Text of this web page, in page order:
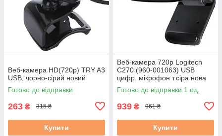
Веб-камера HD(720p) TRY A3
USB, чорно-сірий новий
Готово до відправки
263 ₴ 315 ₴
Купити
Веб-камера 720p Logitech
C270 (960-001063) USB
цифр. мікрофон т.сіра нова
Готово до відправки 1 од.
939 ₴ 961 ₴
Купити